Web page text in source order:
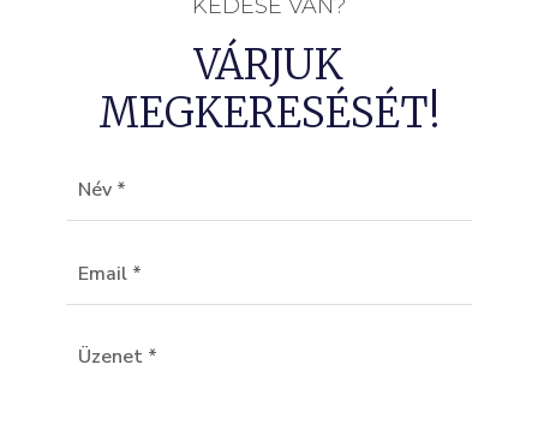
KÉDÉSE VAN?
VÁRJUK
MEGKERESÉSÉT!